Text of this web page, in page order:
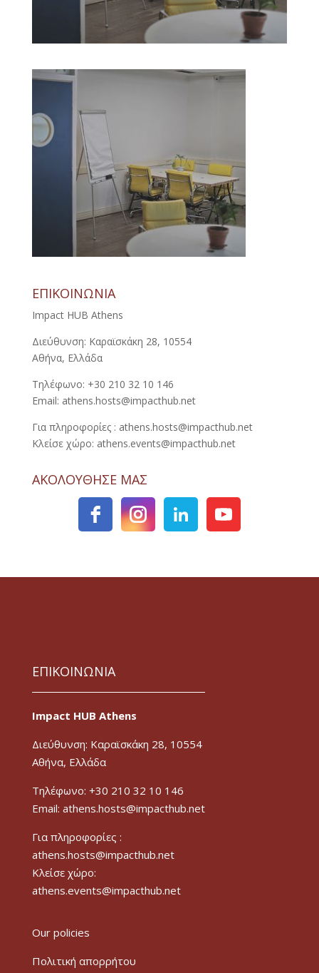
ΕΠΙΚΟΙΝΩΝΙΑ
Impact HUB Athens
Διεύθυνση: Καραϊσκάκη 28, 10554
Αθήνα, Ελλάδα
Τηλέφωνο: +30 210 32 10 146
Email: athens.hosts@impacthub.net
Για πληροφορίες : athens.hosts@impacthub.net
Κλείσε χώρο: athens.events@impacthub.net
ΑΚΟΛΟΥΘΗΣΕ ΜΑΣ
ΕΠΙΚΟΙΝΩΝΙΑ
Impact HUB Athens
Διεύθυνση: Καραϊσκάκη 28, 10554
Αθήνα, Ελλάδα
Τηλέφωνο: +30 210 32 10 146
Email: athens.hosts@impacthub.net
Για πληροφορίες :
athens.hosts@impacthub.net
Κλείσε χώρο:
athens.events@impacthub.net
Our policies
Πολιτική απορρήτου